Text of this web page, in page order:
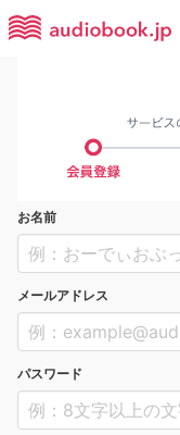
お名前
メールアドレス
パスワード